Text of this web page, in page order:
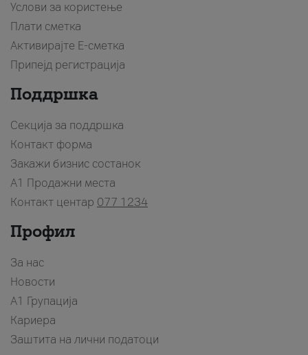
Услови за користење
Плати сметка
Активирајте Е-сметка
Припејд регистрација
Поддршка
Секција за поддршка
Контакт форма
Закажи бизнис состанок
A1 Продажни места
Контакт центар 077 1234
Профил
За нас
Новости
А1 Групација
Кариера
Заштита на лични податоци